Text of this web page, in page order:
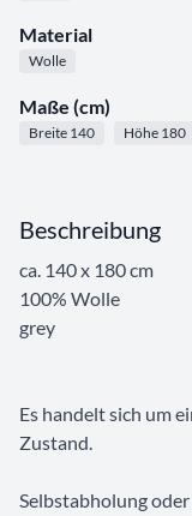
Material
Wolle
Maße (cm)
Breite 140 Höhe 180
Beschreibung
ca. 140 x 180 cm
100% Wolle
grey
Es handelt sich um
Zustand.
Selbstabholung